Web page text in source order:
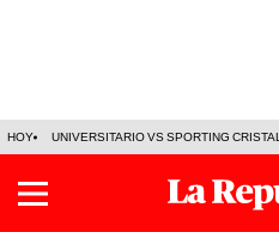
HOY UNIVERSITARIO VS SPORTING CRISTAL